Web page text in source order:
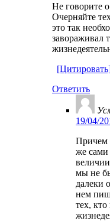
Не говорите
Очерняйте
это так
завораживал
Ответить
19/04/
Причем
же сами
мы не
далеки
нем
тех, кто